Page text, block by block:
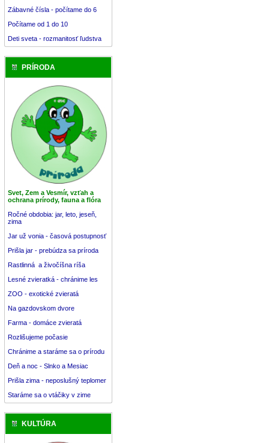
Zábavné čísla - počítame do 6
Počítame od 1 do 10
Deti sveta - rozmanitosť ľudstva
PRÍRODA
Svet, Zem a Vesmír, vzťah a
ochrana prírody, fauna a flóra
Ročné obdobia: jar, leto, jeseň,
zima
Jar už vonia - časová postupnosť
Prišla jar - prebúdza sa príroda
Rastlinná a živočíšna ríša
Lesné zvieratká - chránime les
ZOO - exotické zvieratá
Na gazdovskom dvore
Farma - domáce zvieratá
Rozlišujeme počasie
Chránime a staráme sa o prírodu
Deň a noc - Slnko a Mesiac
Prišla zima - neposlušný teplomer
Staráme sa o vtáčiky v zime
KULTÚRA